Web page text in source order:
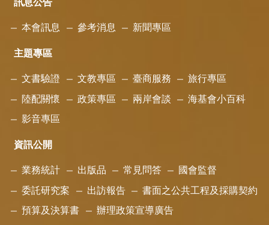
訊息公告
本會訊息 參考消息 新聞專區
主題專區
文書驗證 文教專區 臺商服務 旅行專區
陸配關懷 政策專區 兩岸會談 海基會小百科
影音專區
資訊公開
業務統計 出版品 常見問答 國會監督
委託研究案 出訪報告 書面之公共工程及採購契約
預算及決算書 辦理政策宣導廣告